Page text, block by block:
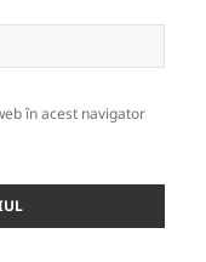
în acest navigator